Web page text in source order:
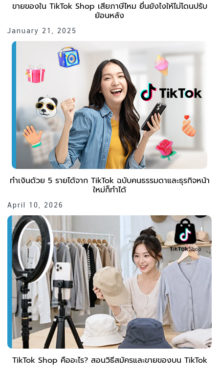
ขายของใน TikTok Shop เสียภาษีไหม ยื่นยังไงให้ไม่โดนปรับ
ย้อนหลัง
January 21, 2025
ทำเงินด้วย 5 รายได้จาก TikTok ฉบับคนธรรมดาและธุรกิจหน้า
ใหม่ก็ทำได้
April 10, 2026
TikTok Shop คืออะไร? สอนวิธีสมัครและขายของบน TikTok